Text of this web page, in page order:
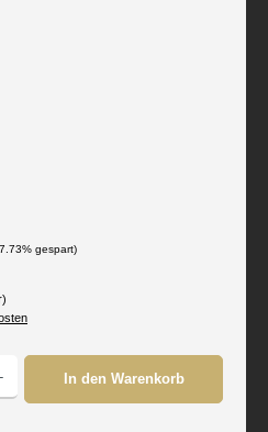
gespart)
Wert ein oder benutze die Schaltflächen um
In den Warenkorb